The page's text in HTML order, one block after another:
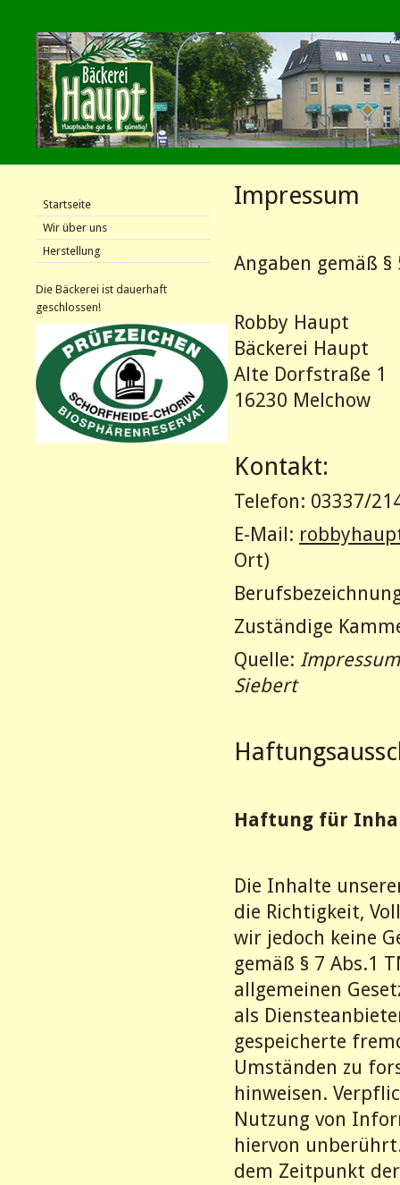
Startseite
Wir über uns
Herstellung
Die Bäckerei ist dauerhaft
geschlossen!
Impressum
Angaben gemäß §
Robby Haupt
Bäckerei Haupt
Alte Dorfstraße 1
16230 Melchow
Kontakt:
Telefon: 03337/
E-Mail:
Ort)
Zuständige
Quelle:
Siebert
Haftung für
Die Inhalte
die Richtigkeit,
wir jedoch keine
gemäß § 7 Abs.1
allgemeinen
als
gespeicherte
Umständen zu
hinweisen.
Nutzung von
hiervon
dem Zeitpunkt